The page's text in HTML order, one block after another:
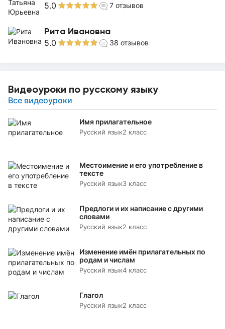
5.0 7 отзывов
Рита Ивановна
5.0 38 отзывов
Видеоуроки по русскому языку
Все видеоуроки
Имя прилагательное
Русский язык2 класс
Местоимение и его употребление в
тексте
Русский язык3 класс
Предлоги и их написание с другими
словами
Русский язык2 класс
Изменение имён прилагательных по
родам и числам
Русский язык4 класс
Глагол
Русский язык2 класс